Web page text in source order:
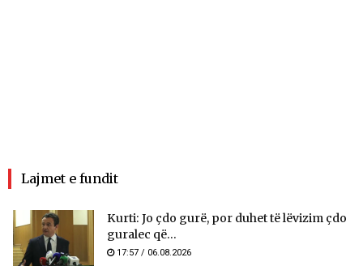
Lajmet e fundit
Kurti: Jo çdo gurë, por duhet të lëvizim çdo
guralec që...
17:57 / 06.08.2026